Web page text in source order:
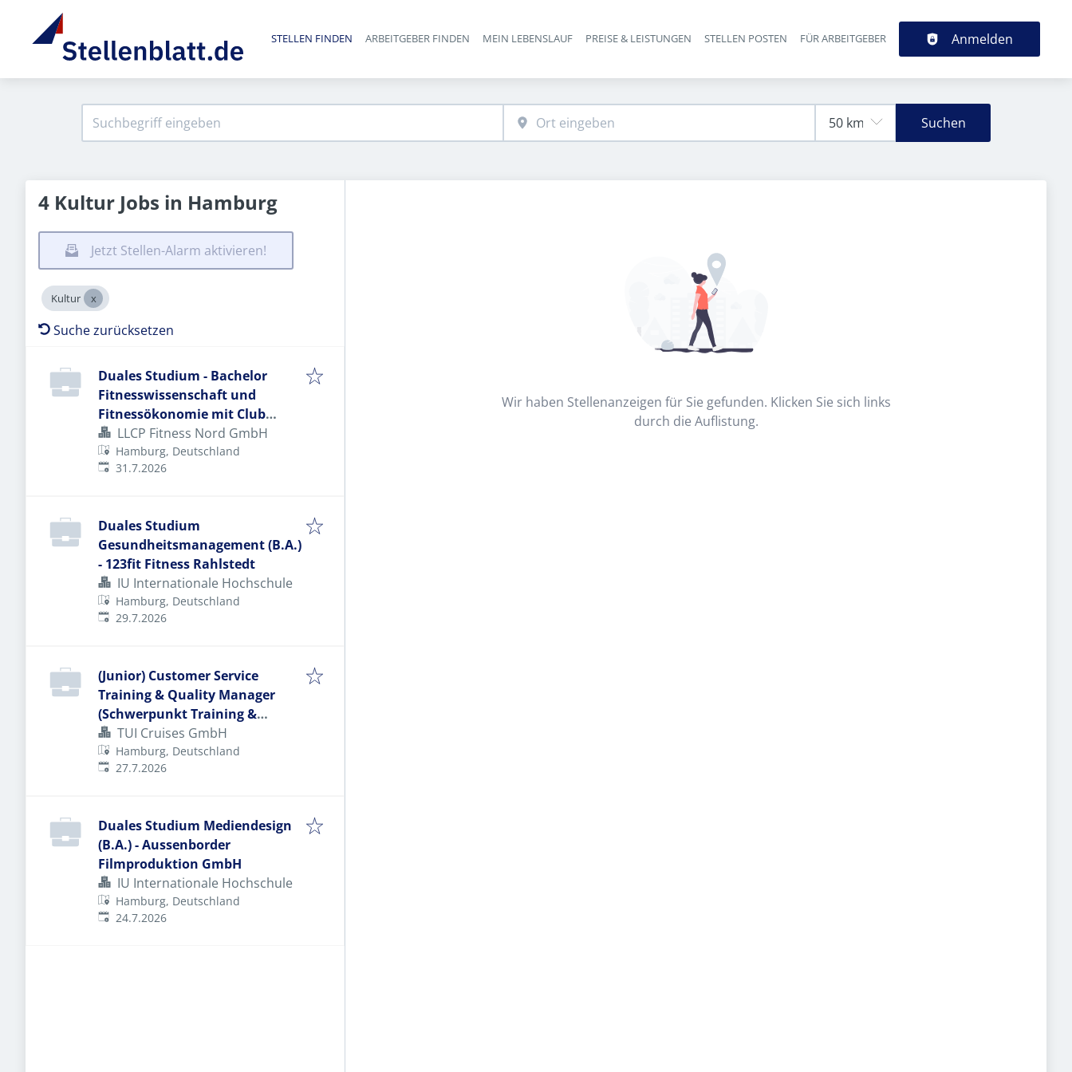
Haupt-Navigation
STELLEN FINDEN ARBEITGEBER FINDEN MEIN LEBENSLAUF PREISE & LEISTUNGEN STELLEN POSTEN FÜR ARBEITGEBER Anmelden
Suchen
4 Kultur Jobs in Hamburg
Jetzt Stellen-Alarm aktivieren!
Kultur
Suche zurücksetzen
Duales Studium - Bachelor
Fitnesswissenschaft und
Fitnessökonomie mit Club
Pilates und der IST-Hochschule -
Ab sofort!
LLCP Fitness Nord GmbH
Hamburg, Deutschland
Veröffentlicht
31.7.2026
Duales Studium
Gesundheitsmanagement (B.A.)
- 123fit Fitness Rahlstedt
IU Internationale Hochschule
Hamburg, Deutschland
Veröffentlicht
29.7.2026
(Junior) Customer Service
Training & Quality Manager
(Schwerpunkt Training &
Prozessmanagement)
TUI Cruises GmbH
Hamburg, Deutschland
Veröffentlicht
27.7.2026
Duales Studium Mediendesign
(B.A.) - Aussenborder
Filmproduktion GmbH
IU Internationale Hochschule
Hamburg, Deutschland
Veröffentlicht
24.7.2026
Wir haben Stellenanzeigen für Sie gefunden. Klicken Sie sich links
durch die Auflistung.